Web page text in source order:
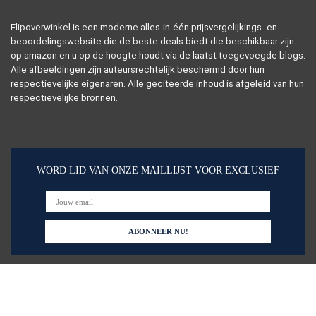
Flipoverwinkel is een moderne alles-in-één prijsvergelijkings- en
beoordelingswebsite die de beste deals biedt die beschikbaar zijn
op amazon en u op de hoogte houdt via de laatst toegevoegde blogs.
Alle afbeeldingen zijn auteursrechtelijk beschermd door hun
respectievelijke eigenaren. Alle geciteerde inhoud is afgeleid van hun
respectievelijke bronnen.
WORD LID VAN ONZE MAILLIJST VOOR EXCLUSIEF